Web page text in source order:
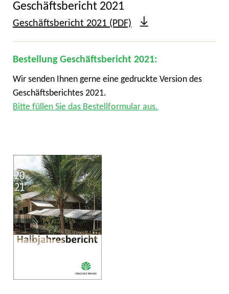
Geschäftsbericht 2021
Geschäftsbericht 2021 (PDF)
Bestellung Geschäftsbericht 2021:
Wir senden Ihnen gerne eine gedruckte Version des
Geschäftsberichtes 2021.
Bitte füllen Sie das Bestellformular aus.